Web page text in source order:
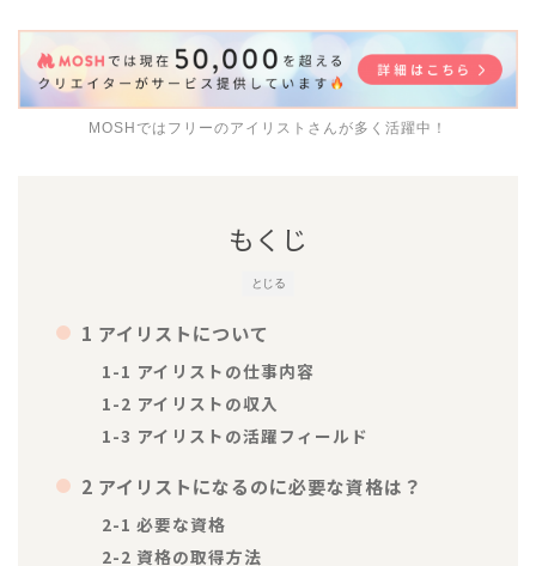
MOSHではフリーのアイリストさんが多く活躍中！
とじる
もくじ
1 アイリストについて
1-1 アイリストの仕事内容
1-2 アイリストの収入
1-3 アイリストの活躍フィールド
2 アイリストになるのに必要な資格は？
2-1 必要な資格
2-2 資格の取得方法